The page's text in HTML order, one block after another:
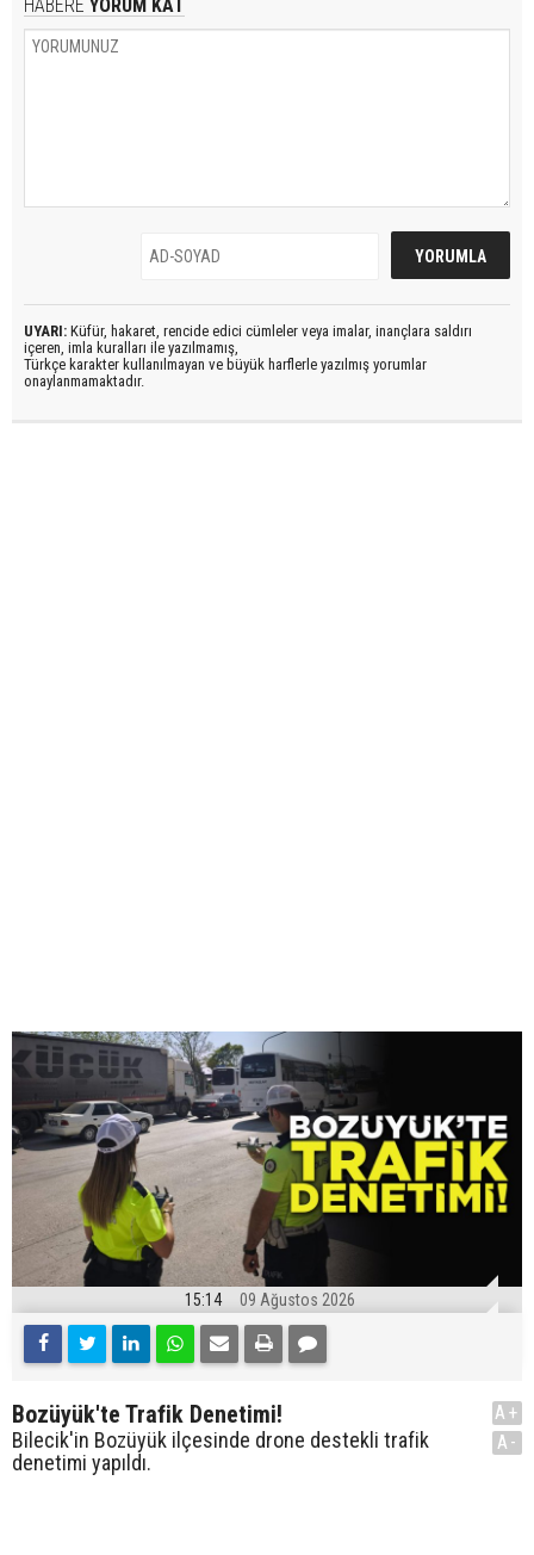
HABERE YORUM KAT
UYARI: Küfür, hakaret, rencide edici cümleler veya imalar, inançlara saldırı
içeren, imla kuralları ile yazılmamış,
Türkçe karakter kullanılmayan ve büyük harflerle yazılmış yorumlar
onaylanmamaktadır.
15:14 09 Ağustos 2026
Bozüyük'te Trafik Denetimi!
Bilecik'in Bozüyük ilçesinde drone destekli trafik
denetimi yapıldı.
A+
A-